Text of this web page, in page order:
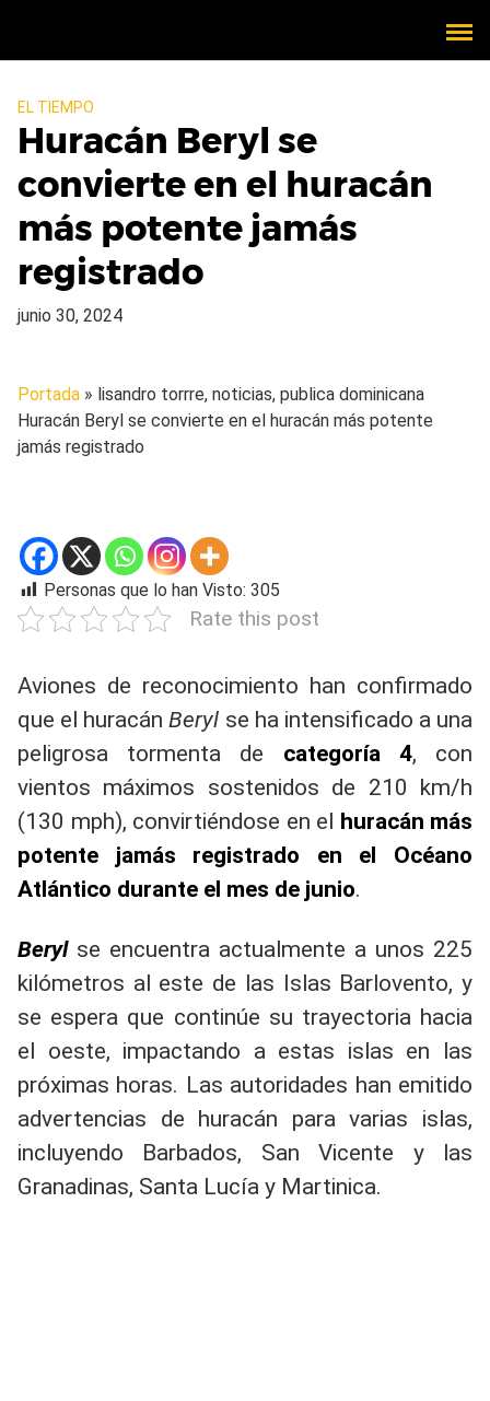
EL TIEMPO
Huracán Beryl se
convierte en el huracán
más potente jamás
registrado
junio 30, 2024
Portada » lisandro torrre, noticias, publica dominicana
Huracán Beryl se convierte en el huracán más potente
jamás registrado
Personas que lo han Visto: 305
Rate this post
Aviones de reconocimiento han confirmado
que el huracánBeryl se ha intensificado a una
peligrosa tormenta de categoría 4, con
vientos máximos sostenidos de 210 km/h
(130 mph), convirtiéndose en el huracán más
potente jamás registrado en el Océano
Atlántico durante el mes de junio.
Beryl se encuentra actualmente a unos 225
kilómetros al este de las Islas Barlovento, y
se espera que continúe su trayectoria hacia
el oeste, impactando a estas islas en las
próximas horas. Las autoridades han emitido
advertencias de huracán para varias islas,
incluyendo Barbados, San Vicente y las
Granadinas, Santa Lucía y Martinica.